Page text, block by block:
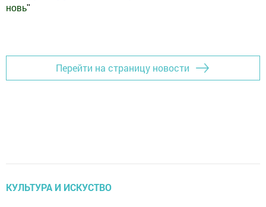
новь"
Перейти на страницу новости
КУЛЬТУРА И ИСКУСТВО